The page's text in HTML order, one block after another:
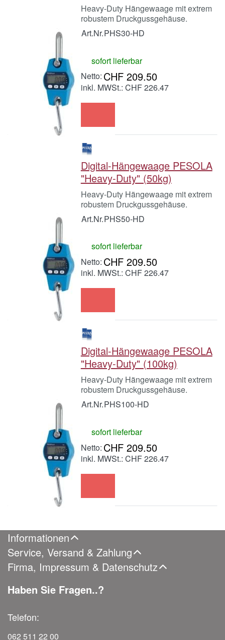
Heavy-Duty Hängewaage mit extrem
robustem Druckgussgehäuse.
Art.Nr.PHS30-HD
sofort lieferbar
CHF 209.50
inkl. MWSt.: CHF 226.47
Digital-Hängewaage PESOLA
"Heavy-Duty" (50kg)
Heavy-Duty Hängewaage mit extrem
robustem Druckgussgehäuse.
Art.Nr.PHS50-HD
sofort lieferbar
CHF 209.50
inkl. MWSt.: CHF 226.47
Digital-Hängewaage PESOLA
"Heavy-Duty" (100kg)
Heavy-Duty Hängewaage mit extrem
robustem Druckgussgehäuse.
Art.Nr.PHS100-HD
sofort lieferbar
CHF 209.50
inkl. MWSt.: CHF 226.47
Informationen
Service, Versand & Zahlung
Firma, Impressum & Datenschutz
Haben Sie Fragen..?
Telefon:
062 511 22 00